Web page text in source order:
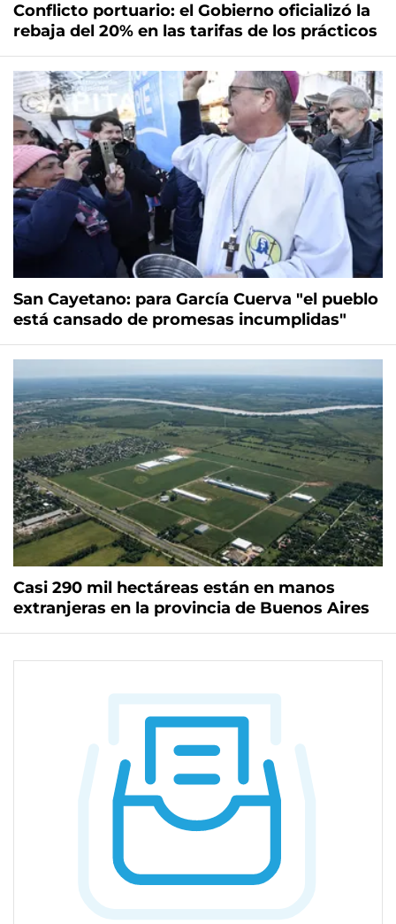
Conflicto portuario: el Gobierno oficializó la
rebaja del 20% en las tarifas de los prácticos
San Cayetano: para García Cuerva "el pueblo
está cansado de promesas incumplidas"
Casi 290 mil hectáreas están en manos
extranjeras en la provincia de Buenos Aires